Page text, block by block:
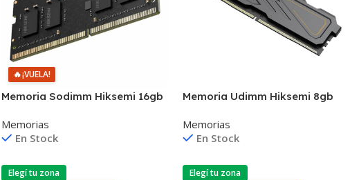
🔥¡VUELA!
Memoria Sodimm Hiksemi 16gb
Memorias
En Stock
Elegí tu zona
Memoria Udimm Hiksemi 8gb
Memorias
En Stock
Elegí tu zona